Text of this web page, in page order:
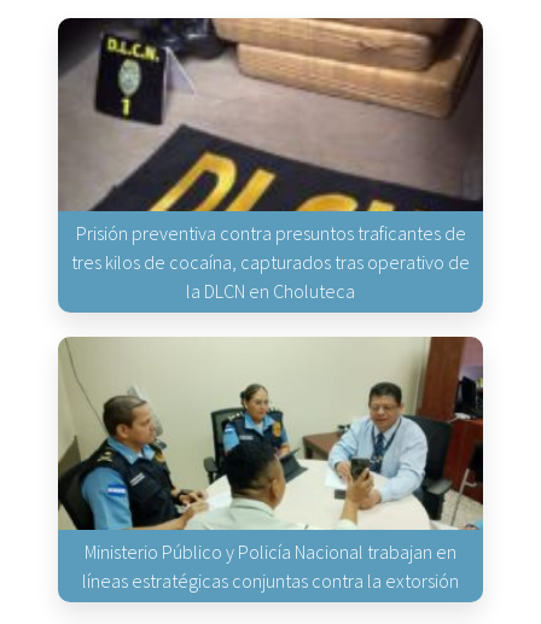
Prisión preventiva contra presuntos traficantes de
tres kilos de cocaína, capturados tras operativo de
la DLCN en Choluteca
Ministerio Público y Policía Nacional trabajan en
líneas estratégicas conjuntas contra la extorsión